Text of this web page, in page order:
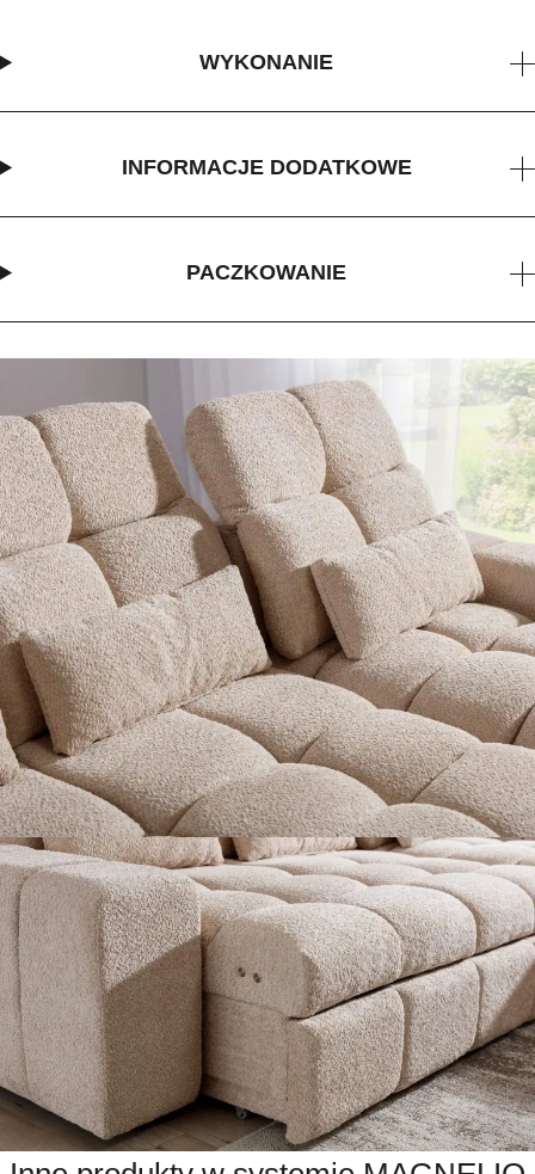
WYKONANIE
INFORMACJE DODATKOWE
PACZKOWANIE